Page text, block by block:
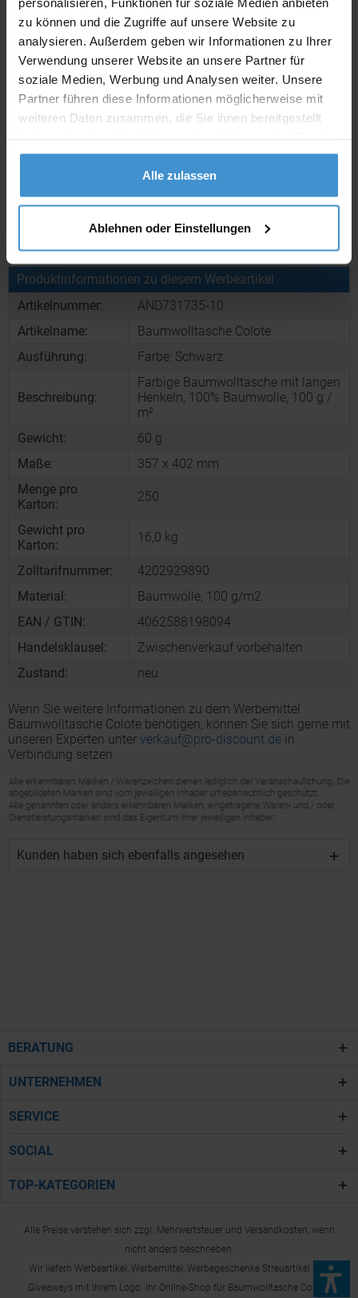
zu können und die Zugriffe auf unsere Website zu
analysieren. Außerdem geben wir Informationen zu Ihrer
Verwendung unserer Website an unsere Partner für
soziale Medien, Werbung und Analysen weiter. Unsere
Partner führen diese Informationen möglicherweise mit
weiteren Daten zusammen, die Sie ihnen bereitgestellt
gesammelt haben.
Alle zulassen
Ablehnen oder Einstellungen
Lieferzeiten
Artikel mit Werbeanbringung: ca. 10 Werktage
Muster mit Ihrer
der Produktion:
ca. 10 Werktage
Artikel ohne Werbeanbringung: ca. 3 - 5 Werktage
Muster bestellen
Produktinformationen zu diesem Werbeartikel
Artikelnummer:
AND731735-10
Artikelname:
Baumwolltasche Colote
Ausführung:
Farbe: Schwarz
Beschreibung:
Farbige Baumwolltasche mit langen
Henkeln, 100% Baumwolle, 100 g /
m².
Gewicht:
60 g
Maße:
357 x 402 mm
Menge pro
Karton:
250
Gewicht pro
Karton:
16,0 kg
Zolltarifnummer:
4202929890
Material:
Baumwolle, 100 g/m2
EAN / GTIN:
4062588198094
Handelsklausel:
Zwischenverkauf vorbehalten
Zustand:
neu
Wenn Sie weitere Informationen zu dem Werbemittel
Baumwolltasche Colote benötigen, können Sie sich gerne mit
unseren Experten unter verkauf@pro-discount.de in
Verbindung setzen.
Kunden haben sich ebenfalls angesehen
BERATUNG
UNTERNEHMEN
SERVICE
SOCIAL
TOP-KATEGORIEN
Alle Preise verstehen sich zzgl. Mehrwertsteuer und Versandkosten, wenn
nicht anders beschrieben.
Wir liefern Werbeartikel, Werbemittel, Werbegeschenke Streuartikel und
Giveaways mit Ihrem Logo. Ihr Online-Shop für Baumwolltasche Colote.